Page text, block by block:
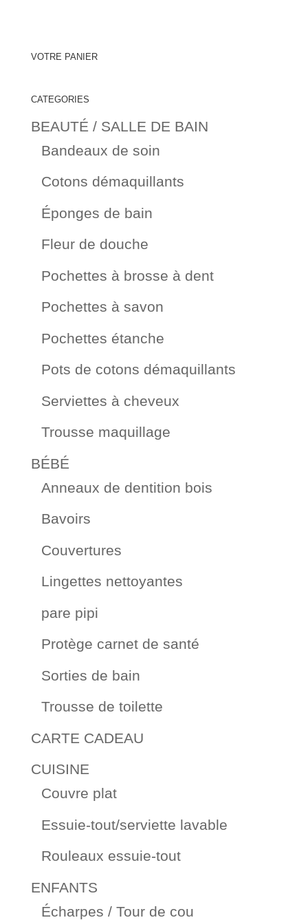
VOTRE PANIER
CATEGORIES
BEAUTÉ / SALLE DE BAIN
Bandeaux de soin
Cotons démaquillants
Éponges de bain
Fleur de douche
Pochettes à brosse à dent
Pochettes à savon
Pochettes étanche
Pots de cotons démaquillants
Serviettes à cheveux
Trousse maquillage
BÉBÉ
Anneaux de dentition bois
Bavoirs
Couvertures
Lingettes nettoyantes
pare pipi
Protège carnet de santé
Sorties de bain
Trousse de toilette
CARTE CADEAU
CUISINE
Couvre plat
Essuie-tout/serviette lavable
Rouleaux essuie-tout
ENFANTS
Écharpes / Tour de cou